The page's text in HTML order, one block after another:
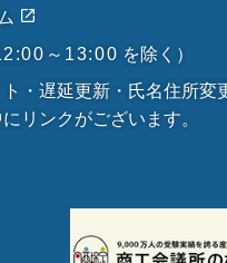
～13:00 を除く）
・遅延更新・氏名住所変
リンクがございます。